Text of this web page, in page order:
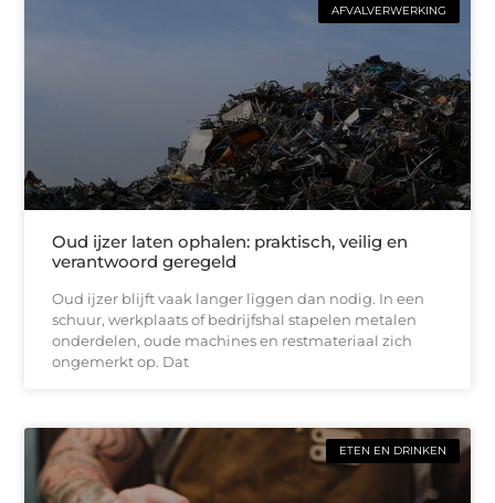
AFVALVERWERKING
Oud ijzer laten ophalen: praktisch, veilig en
verantwoord geregeld
Oud ijzer blijft vaak langer liggen dan nodig. In een
schuur, werkplaats of bedrijfshal stapelen metalen
onderdelen, oude machines en restmateriaal zich
ongemerkt op. Dat
ETEN EN DRINKEN